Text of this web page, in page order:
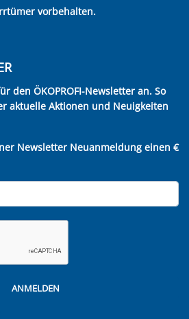
vorbehalten.
den ÖKOPROFI-Newsletter an. So
aktuelle Aktionen und Neuigkeiten
Newsletter Neuanmeldung einen €
ANMELDEN